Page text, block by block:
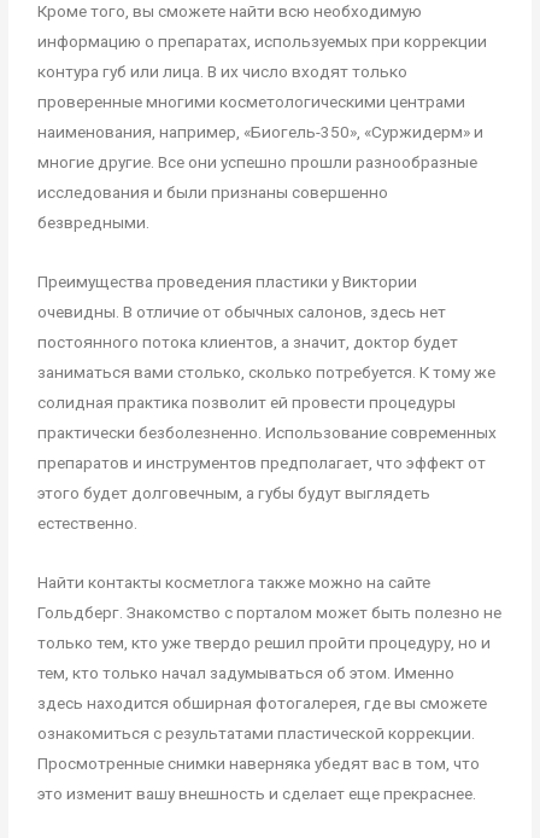
Кроме того, вы сможете найти всю необходимую
информацию о препаратах, используемых при коррекции
контура губ или лица. В их число входят только
проверенные многими косметологическими центрами
наименования, например, «Биогель-350», «Суржидерм» и
многие другие. Все они успешно прошли разнообразные
исследования и были признаны совершенно
безвредными.
Преимущества проведения пластики у Виктории
очевидны. В отличие от обычных салонов, здесь нет
постоянного потока клиентов, а значит, доктор будет
заниматься вами столько, сколько потребуется. К тому же
солидная практика позволит ей провести процедуры
практически безболезненно. Использование современных
препаратов и инструментов предполагает, что эффект от
этого будет долговечным, а губы будут выглядеть
естественно.
Найти контакты косметлога также можно на сайте
Гольдберг. Знакомство с порталом может быть полезно не
только тем, кто уже твердо решил пройти процедуру, но и
тем, кто только начал задумываться об этом. Именно
здесь находится обширная фотогалерея, где вы сможете
ознакомиться с результатами пластической коррекции.
Просмотренные снимки наверняка убедят вас в том, что
это изменит вашу внешность и сделает еще прекраснее.